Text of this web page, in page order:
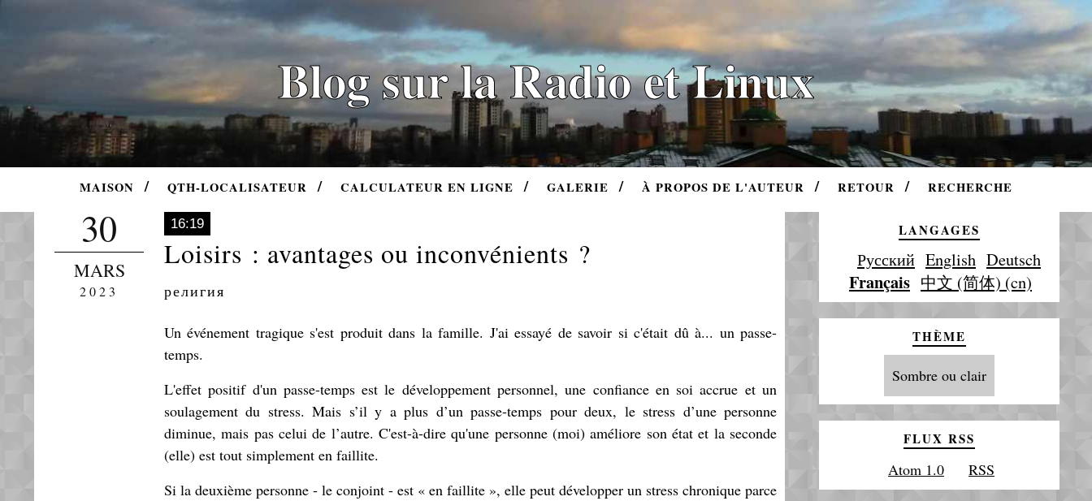
Blog sur la Radio et Linux
MAISON QTH-LOCALISATEUR CALCULATEUR EN LIGNE GALERIE À PROPOS DE L'AUTEUR RETOUR RECHERCHE
30
MARS
2023
16:19
Loisirs : avantages ou inconvénients ?
религия
Un événement tragique s'est produit dans la famille. J'ai essayé de savoir si c'était dû à... un passe-
temps.
L'effet positif d'un passe-temps est le développement personnel, une confiance en soi accrue et un
soulagement du stress. Mais s’il y a plus d’un passe-temps pour deux, le stress d’une personne
diminue, mais pas celui de l’autre. C'est-à-dire qu'une personne (moi) améliore son état et la seconde
(elle) est tout simplement en faillite.
Si la deuxième personne - le conjoint - est « en faillite », elle peut développer un stress chronique parce
LANGAGES
Русский English Deutsch
Français 中文 (简体) (cn)
THÈME
Sombre ou clair
FLUX RSS
Atom 1.0 RSS